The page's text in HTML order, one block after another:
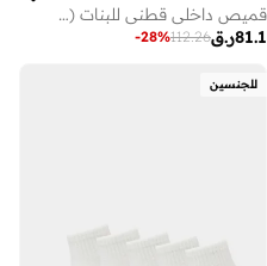
قميص داخلي قطني للبنات (عبوة من 3 قطع) - أبيض
ر.ق81.1
112.26
-28%
للجنسين